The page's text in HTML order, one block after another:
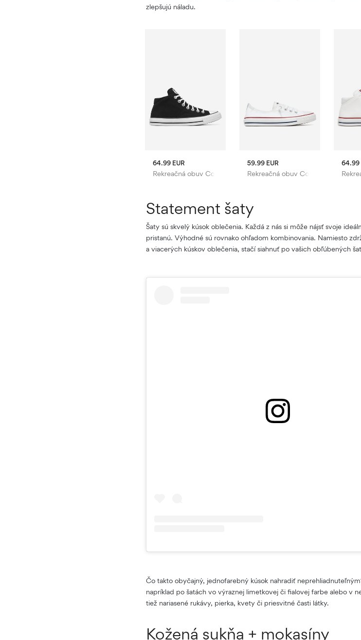
zlepšujú náladu.
Rekreačná obuv Converse
64.99 EUR
Rekreačná obuv Converse
59.99 EUR 64.99
Statement šaty
Šaty sú skvelý kúsok oblečenia. Každá z nás si môže nájsť svoje
pristanú. Výhodné sú rovnako ohľadom kombinovania. Namiesto
a viacerých kúskov oblečenia, stačí siahnuť po vašich obľúbených
Čo takto obyčajný, jednofarebný kúsok nahradiť
napríklad po šatách vo výraznej limetkovej či fialovej farbe alebo v
tiež nariasené rukávy, pierka, kvety či priesvitné časti látky.
Kožená sukňa + mokasíny